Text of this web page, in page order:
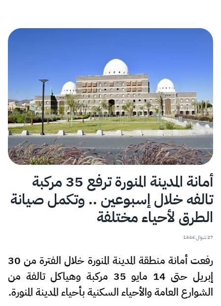
أمانة المدينة المنورة ترفع 35 مركبة
تالفه خلال إسبوعين .. وتكمل صيانة
الطرق لأحياء مختلفة
27 شوال 1444
رفعت أمانة منطقة المدينة المنورة خلال الفترة من 30
إبريل حتى 14 مايو 35 مركبة وهياكل تالفة من
الشوارع العامة والأحياء السكنية بأحياء المدينة المنورة.